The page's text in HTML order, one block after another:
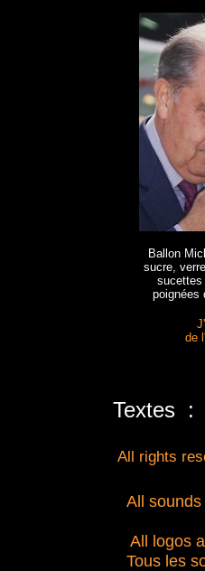
Ballon
sucre,
sucettes
poignées
de
Textes :
All rights
All
All logos
Tous les